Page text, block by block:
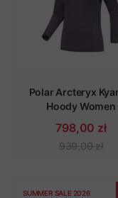
Polar Arcteryx
Hoody Women
798,00 zł
939,00 zł
SUMMER SALE 2026